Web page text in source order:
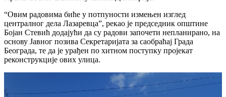
“Овим радовима биће у потпуности измењен изглед
централног дела Лазаревца”, рекао је председник општине
Бојан Стевић додајући да су радови започети непланирано, на
основу Јавног позива Секретаријата за саобраћај Града
Београда, те да је урађен по хитном поступку пројекат
реконструкције ових улица.